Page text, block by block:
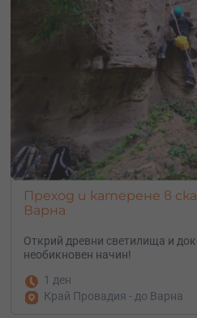
Преход и катерене в
Варна
Открий древни светилища и
необикновен начин!
1 ден
Край Провадия - до Варна